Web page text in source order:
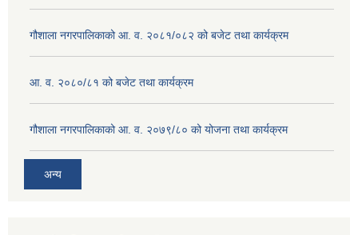
गौशाला नगरपालिकाको आ. व. २०८१/०८२ को बजेट तथा कार्यक्रम
आ. व. २०८०/८१ को बजेट तथा कार्यक्रम
गौशाला नगरपालिकाको आ. व. २०७९/८० को योजना तथा कार्यक्रम
अन्य